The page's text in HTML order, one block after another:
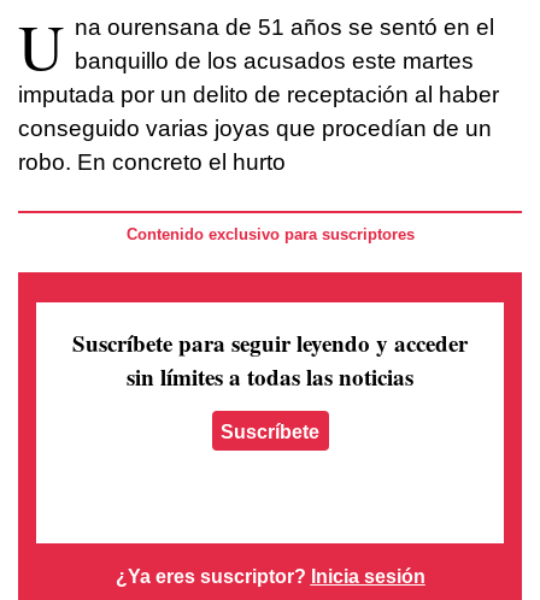
U na ourensana de 51 años se sentó en el
banquillo de los acusados este martes
imputada por un delito de receptación al haber
conseguido varias joyas que procedían de un
robo. En concreto el hurto
Contenido exclusivo para suscriptores
Suscríbete para seguir leyendo y acceder
sin límites a todas las noticias
Suscríbete
¿Ya eres suscriptor? Inicia sesión